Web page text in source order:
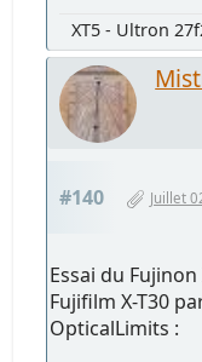
XT5 - Ultron
#140 Juillet
Essai du
Fujifilm X-T30
OpticalLimits :